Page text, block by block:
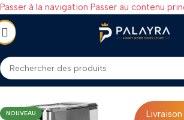
Passer à la navigation Passer au contenu
/Petit électroménager/
NOUVEAU
Livraison